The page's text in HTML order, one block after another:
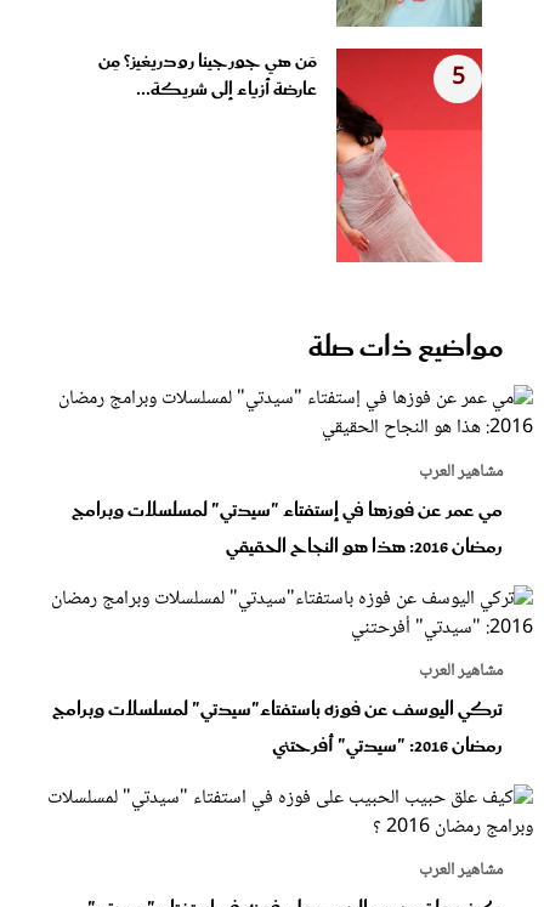
5
مَن هي جورجينا رودريغيز؟ مِن
عارضة أزياء إلى شريكة...
مواضيع ذات صلة
مشاهير العرب
مي عمر عن فوزها في إستفتاء "سيدتي" لمسلسلات وبرامج
رمضان 2016: هذا هو النجاح الحقيقي
مشاهير العرب
تركي اليوسف عن فوزه باستفتاء"سيدتي" لمسلسلات وبرامج
رمضان 2016: "سيدتي" أفرحتني
مشاهير العرب